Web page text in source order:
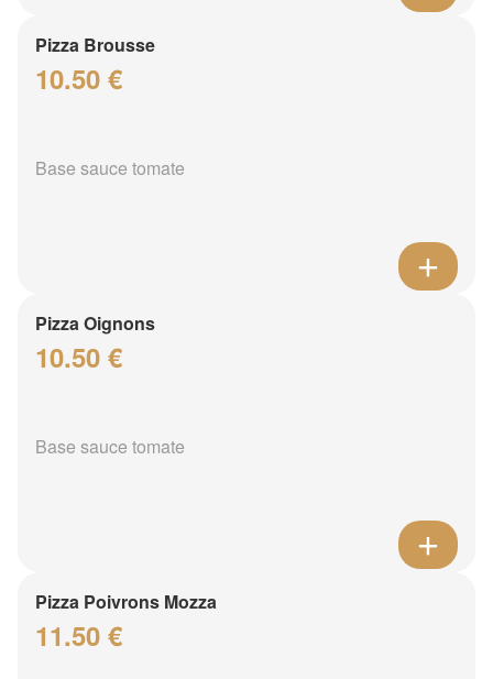
Pizza Brousse
10.50 €
Base sauce tomate
Pizza Oignons
10.50 €
Base sauce tomate
Pizza Poivrons Mozza
11.50 €